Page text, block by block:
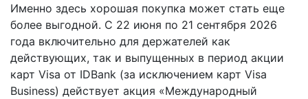
Именно здесь хорошая покупка может стать еще
более выгодной. С 22 июня по 21 сентября 2026
года включительно для держателей как
действующих, так и выпущенных в период акции
карт Visa от IDBank (за исключением карт Visa
Business) действует акция «Международный